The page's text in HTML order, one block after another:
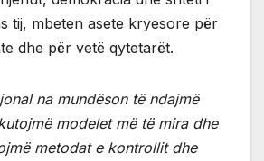
tij, mbeten asete kryesore për
dhe për vetë qytetarët.
na mundëson të ndajmë
modelet më të mira dhe
metodat e kontrollit dhe